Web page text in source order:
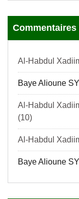
Al-Habdul
Baye Alioune
Al-Habdul
(10)
Al-Habdul
Baye Alioune